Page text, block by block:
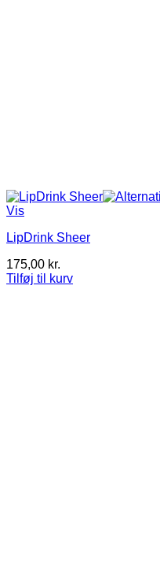
Vis
LipDrink Sheer
175,00 kr.
Tilføj til kurv